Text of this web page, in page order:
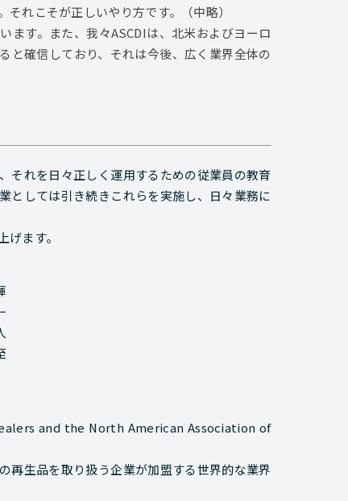
れこそが正しいやり方です。（中略）
ます。また、我々ASCDIは、北米およびヨーロ
と確信しており、それは今後、広く業界全体の
それを日々正しく運用するための従業員の教育
としては引き続きこれらを実施し、日々業務に
ます。
and the North American Association of
再生品を取り扱う企業が加盟する世界的な業界